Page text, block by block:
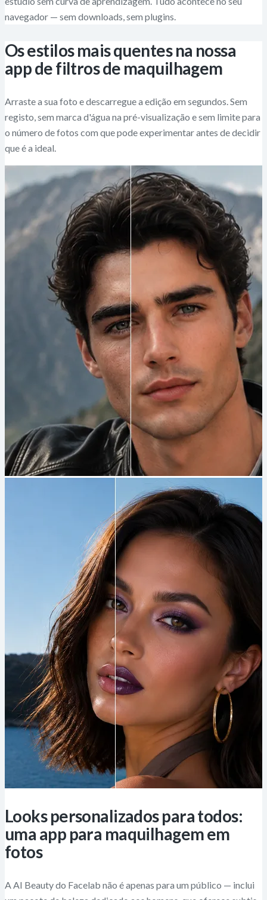
navegador — sem downloads, sem plugins.
Os estilos mais quentes na nossa
app de filtros de maquilhagem
Arraste a sua foto e descarregue a edição em segundos. Sem
registo, sem marca d'água na pré-visualização e sem limite para
o número de fotos com que pode experimentar antes de decidir
que é a ideal.
Looks personalizados para todos:
uma app para maquilhagem em
fotos
A AI Beauty do Facelab não é apenas para um público — inclui